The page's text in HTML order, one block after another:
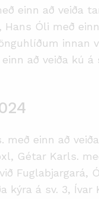
einn að veiða
Hans Óli með
innan
að veiða kú á
með einn að
Gétar Karls.
Fuglabjargará,
kýra á sv. 3, Ívar